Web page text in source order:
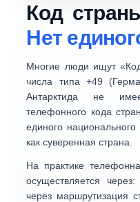
Код
Нет
Многие люди ищут «
числа типа +49
Антарктида не
телефонного кода
единого
как суверенная страна.
На практике
осуществляется через:
через маршрутизация